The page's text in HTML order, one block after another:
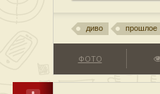
диво прошлое
ФОТО